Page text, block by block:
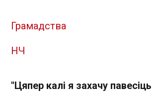
Грамадства
НЧ
"Цяпер калі я захачу